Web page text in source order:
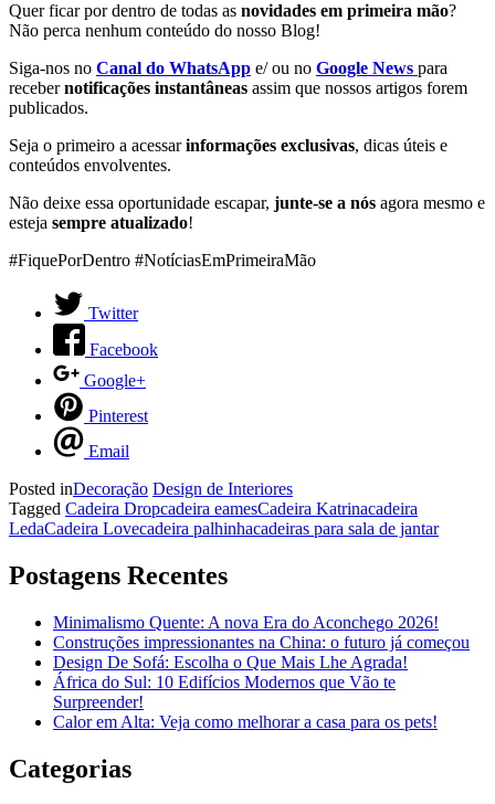
Quer ficar por dentro de todas as novidades em primeira mão?
Não perca nenhum conteúdo do nosso Blog!
Siga-nos no Canal do WhatsApp e/ ou no Google News para
recebernotificações instantâneas assim que nossos artigos forem
publicados.
Seja o primeiro a acessarinformações exclusivas, dicas úteis e
conteúdos envolventes.
Não deixe essa oportunidade escapar, junte-se a nós agora mesmo e
esteja sempre atualizado!
#FiquePorDentro #NotíciasEmPrimeiraMão
Twitter
Facebook
Google+
Pinterest
Email
Posted inDecoração Design de Interiores
Tagged Cadeira Dropcadeira eamesCadeira Katrinacadeira
LedaCadeira Lovecadeira palhinhacadeiras para sala de jantar
Postagens Recentes
Minimalismo Quente: A nova Era do Aconchego 2026!
Construções impressionantes na China: o futuro já começou
Design De Sofá: Escolha o Que Mais Lhe Agrada!
África do Sul: 10 Edifícios Modernos que Vão te
Surpreender!
Calor em Alta: Veja como melhorar a casa para os pets!
Categorias